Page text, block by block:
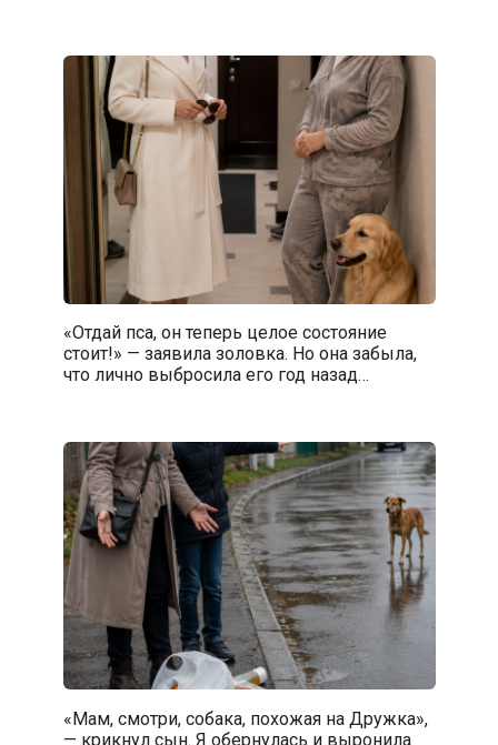
«Отдай пса, он теперь целое состояние
стоит!» — заявила золовка. Но она забыла,
что лично выбросила его год назад…
«Мам, смотри, собака, похожая на Дружка»,
— крикнул сын. Я обернулась и выронила